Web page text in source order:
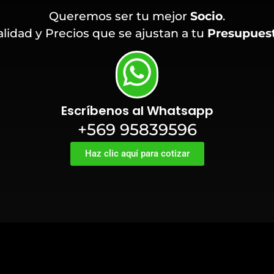
Queremos ser tu mejor Socio.
y Precios que se ajustan a tu
Escríbenos al Whatsapp
+569 95839596
Haz clic aquí para cotizar